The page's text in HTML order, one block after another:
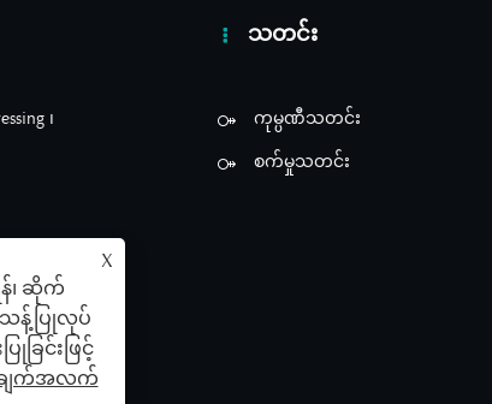
၊
သတင်း
ကုမ္ပဏီသတင်း
စက်မှုသတင်း
X
၊ ဆိုက်
သန့်ပြုလုပ်
ြင်းဖြင့်
ျက်အလက်